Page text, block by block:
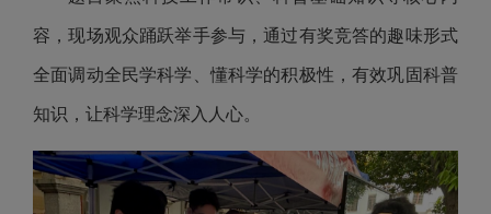
容，现场观众踊跃举手参与，通过有奖竞答的趣味形式
全面调动全民学科学、懂科学的积极性，有效巩固科普
知识，让科学理念深入人心。